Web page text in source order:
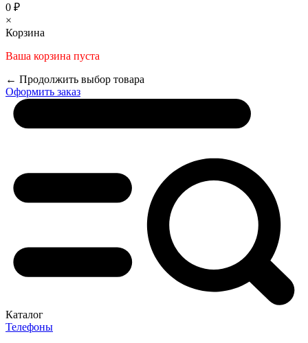
0 ₽
×
Корзина
Ваша корзина пуста
← Продолжить выбор товара
Оформить заказ
Каталог
Телефоны